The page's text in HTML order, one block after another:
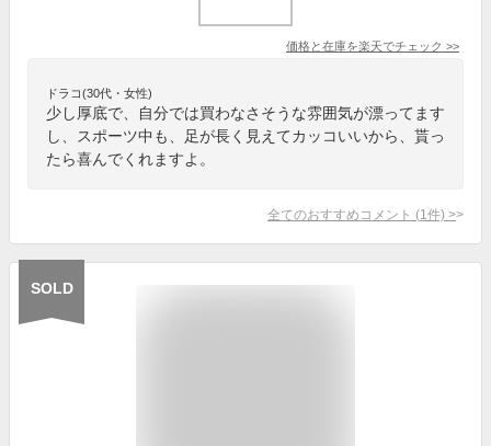
価格と在庫を楽天でチェック >>
ドラコ(30代・女性)
少し厚底で、自分では買わなさそうな雰囲気が漂ってます
し、スポーツ中も、足が長く見えてカッコいいから、貰っ
たら喜んでくれますよ。
全てのおすすめコメント (1 件) >
SOLD